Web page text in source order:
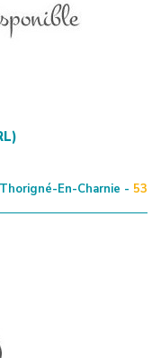
Thorigné-En-Charnie - 53